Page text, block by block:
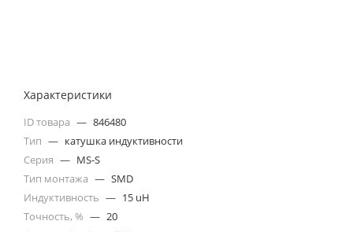
Характеристики
ID товара — 846480
Тип — катушка индуктивности
Серия — MS-S
Тип монтажа — SMD
Индуктивность — 15 uH
Точность, % — 20